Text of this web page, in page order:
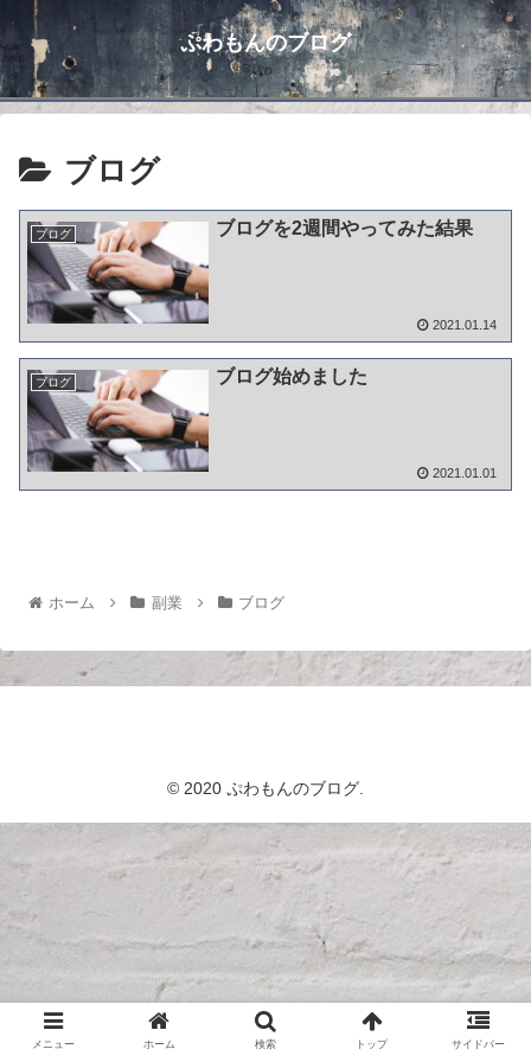
ぷわもんのブログ
ブログ
ブログ ブログを2週間やってみた結果
2021.01.14
ブログ ブログ始めました
2021.01.01
ホーム 副業 ブログ
© 2020 ぷわもんのブログ.
メニュー ホーム 検索 トップ サイドバー